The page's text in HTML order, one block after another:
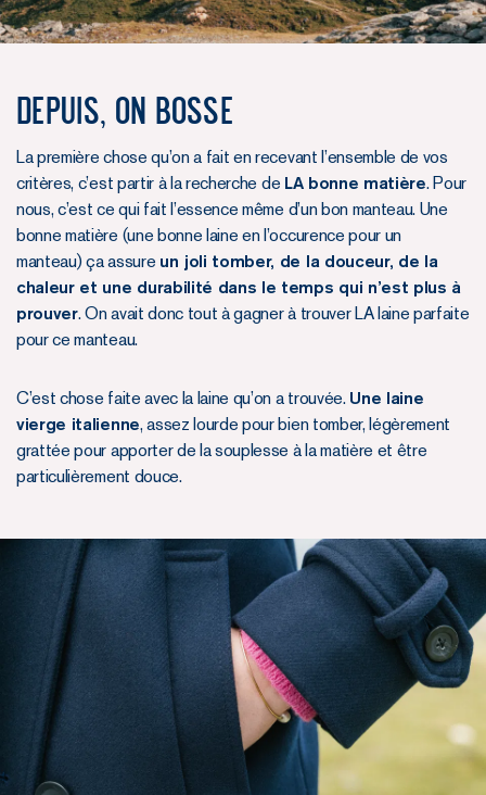
Depuis, on bosse
La première chose qu’on a fait en recevant l’ensemble de vos
critères, c’est partir à la recherche de LA bonne matière. Pour
nous, c’est ce qui fait l’essence même d’un bon manteau. Une
bonne matière (une bonne laine en l’occurence pour un
manteau) ça assure un joli tomber, de la douceur, de la
chaleur et une durabilité dans le temps qui n’est plus à
prouver. On avait donc tout à gagner à trouver LA laine parfaite
pour ce manteau.
C’est chose faite avec la laine qu’on a trouvée. Une laine
vierge italienne, assez lourde pour bien tomber, légèrement
grattée pour apporter de la souplesse à la matière et être
particulièrement douce.